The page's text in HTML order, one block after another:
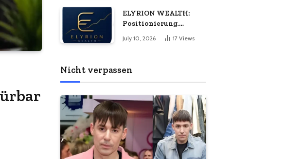
ELYRION WEALTH:
Positionierung,
Philosophie und das
Versprechen
July 10, 2026 17 Views
Nicht verpassen